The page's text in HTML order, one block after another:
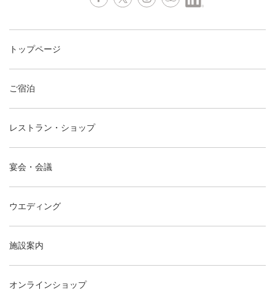
トップページ
ご宿泊
レストラン・ショップ
宴会・会議
ウエディング
施設案内
オンラインショップ